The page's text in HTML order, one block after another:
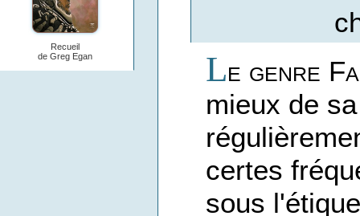
Recueil
de Greg Egan
Le genre
mieux de
certes
sous